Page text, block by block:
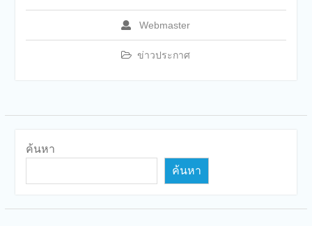
Webmaster
ข่าวประกาศ
ค้นหา
ค้นหา